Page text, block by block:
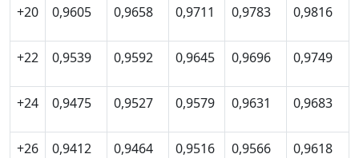
+20 0,9605 0,9658 0,9711 0,9783 0,9816
+22 0,9539 0,9592 0,9645 0,9696 0,9749
+24 0,9475 0,9527 0,9579 0,9631 0,9683
+26 0,9412 0,9464 0,9516 0,9566 0,9618